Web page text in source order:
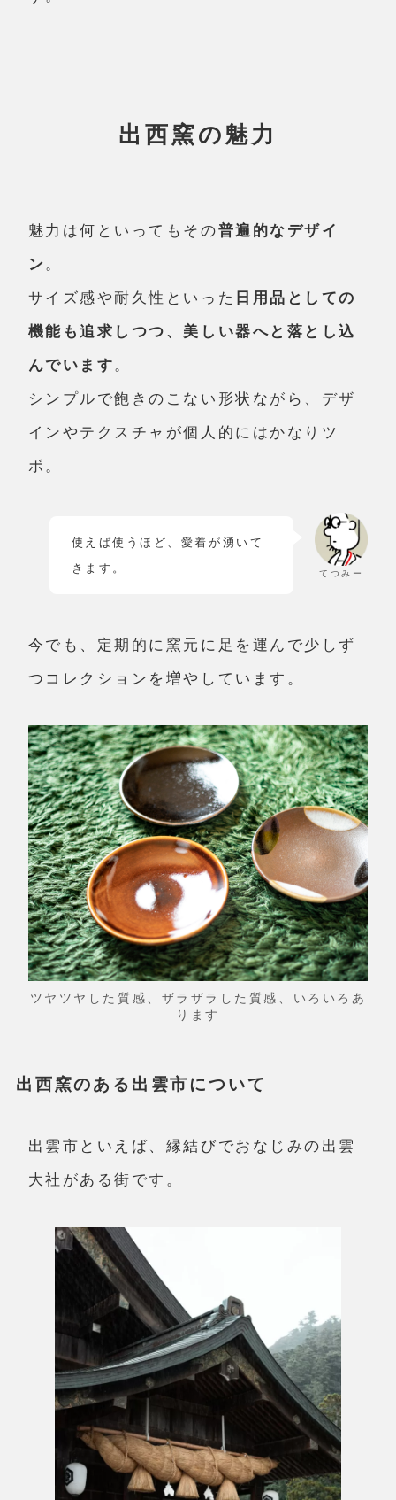
出西窯の魅力
魅力は何といってもその普遍的なデザイ
ン 。
サイズ感や耐久性といった 日用品としての
機能も追求しつつ、美しい器へと落とし込
んでいます 。
シンプルで飽きのこない形状ながら、デザ
インやテクスチャが個人的にはかなりツ
ボ。
てつみー
使えば使うほど、愛着が湧いて
きます。
今でも、定期的に窯元に足を運んで少しず
つコレクションを増やしています。
ツヤツヤした質感、ザラザラした質感、いろいろあ
ります
出西窯のある出雲市について
出雲市といえば、縁結びでおなじみの出雲
大社がある街です。